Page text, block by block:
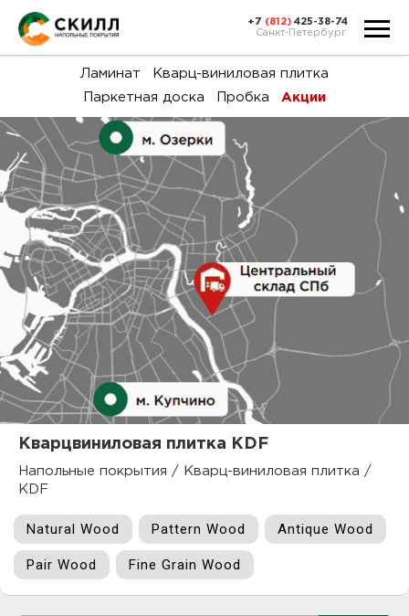
и
+7 (812) 425-38-74
Санкт-Петербург
Ламинат
Кварц-виниловая плитка
Паркетная доска
Пробка Акции
Кварцвиниловая плитка KDF
Напольные покрытия / Кварц-виниловая плитка /
KDF
Natural Wood Pattern Wood Antique Wood
Pair Wood Fine Grain Wood